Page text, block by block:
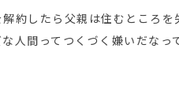
解約したら父親は住むところ
人間ってつくづく嫌いだなっ